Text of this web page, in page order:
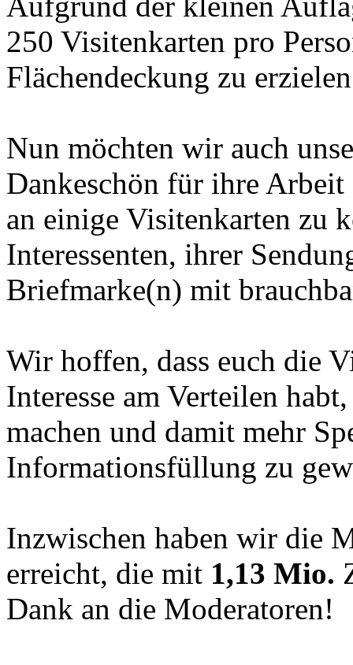
250 Visitenkarten pro
Flächendeckung zu
Nun möchten wir auch
Dankeschön für ihre Arbeit
an einige Visitenkarten zu
Interessenten, ihrer
Briefmarke(n) mit
Wir hoffen, dass euch die
Interesse am Verteilen
machen und damit mehr
Informationsfüllung zu
Inzwischen haben wir die
erreicht, die mit 1,13 Mio.
Dank an die Moderatoren!